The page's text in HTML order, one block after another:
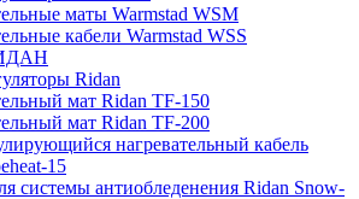
маты Warmstad WSM
кабели Warmstad WSS
Ridan
мат Ridan TF-150
мат Ridan TF-200
нагревательный кабель
15
системы антиобледенения Ridan Snow-